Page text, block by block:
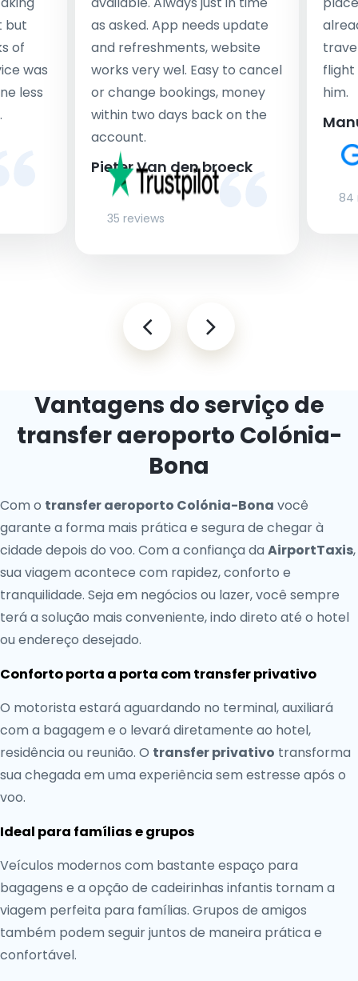
but
of
was
less
as asked. App needs update
and refreshments, website
works very wel. Easy to cancel
or change bookings, money
within two days back on the
account.
Pieter Van den broeck
35 reviews
flight
him.
84
Vantagens do serviço de
transfer aeroporto Colónia-
Bona
Com o transfer aeroporto Colónia-Bona você
garante a forma mais prática e segura de chegar à
cidade depois do voo. Com a confiança da AirportTaxis,
sua viagem acontece com rapidez, conforto e
tranquilidade. Seja em negócios ou lazer, você sempre
terá a solução mais conveniente, indo direto até o hotel
ou endereço desejado.
Conforto porta a porta com transfer privativo
O motorista estará aguardando no terminal, auxiliará
com a bagagem e o levará diretamente ao hotel,
residência ou reunião. O transfer privativo transforma
sua chegada em uma experiência sem estresse após o
voo.
Ideal para famílias e grupos
Veículos modernos com bastante espaço para
bagagens e a opção de cadeirinhas infantis tornam a
viagem perfeita para famílias. Grupos de amigos
também podem seguir juntos de maneira prática e
confortável.